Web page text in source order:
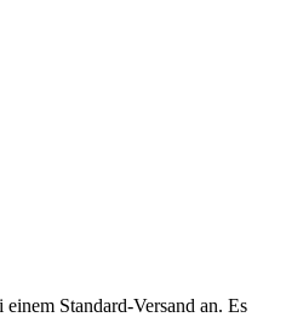
Standard-Versand an. Es